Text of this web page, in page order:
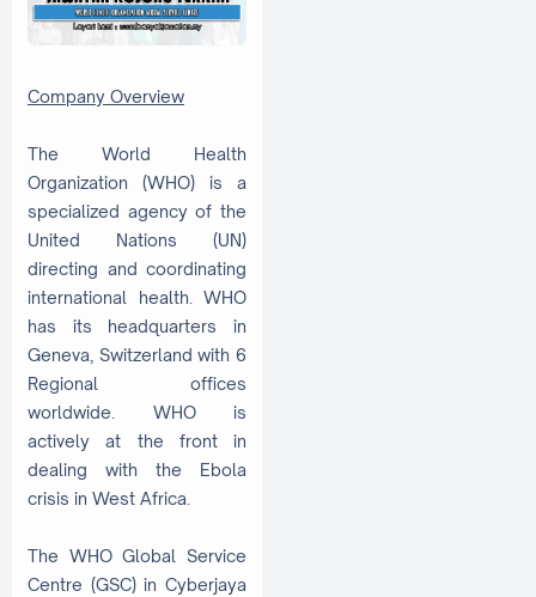
Company Overview
The World Health
Organization (WHO) is a
specialized agency of the
United Nations (UN)
directing and coordinating
international health. WHO
has its headquarters in
Geneva, Switzerland with 6
Regional offices
worldwide. WHO is
actively at the front in
dealing with the Ebola
crisis in West Africa.
The WHO Global Service
Centre (GSC) in Cyberjaya